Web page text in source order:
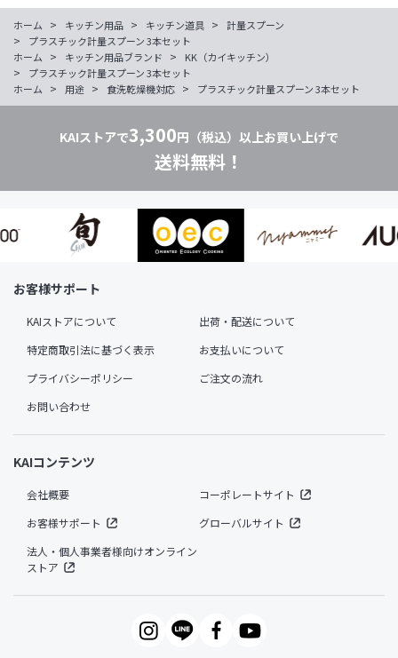
ホーム > キッチン用品 > キッチン道具 > 計量スプーン
>
プラスチック計量スプーン 3本セット
ホーム
> キッチン用品ブランド > KK（カイキッチン）
>
プラスチック計量スプーン 3本セット
ホーム
> 用途 > 食洗乾燥機対応 > プラスチック計量スプーン 3本セット
KAIストアで3,300円（税込）以上お買い上げで
送料無料！
お客様サポート
KAIストアについて
出荷・配送について
特定商取引法に基づく表示
お支払いについて
プライバシーポリシー
ご注文の流れ
お問い合わせ
KAIコンテンツ
会社概要
コーポレートサイト
お客様サポート
グローバルサイト
法人・個人事業者様向けオンライン
ストア